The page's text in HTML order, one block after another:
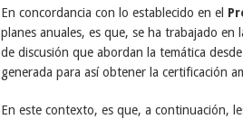
En concordancia con lo establecido en el
planes anuales, es que, se ha trabajado
de discusión que abordan la temática
generada para así obtener la certificación
En este contexto, es que, a continuación,